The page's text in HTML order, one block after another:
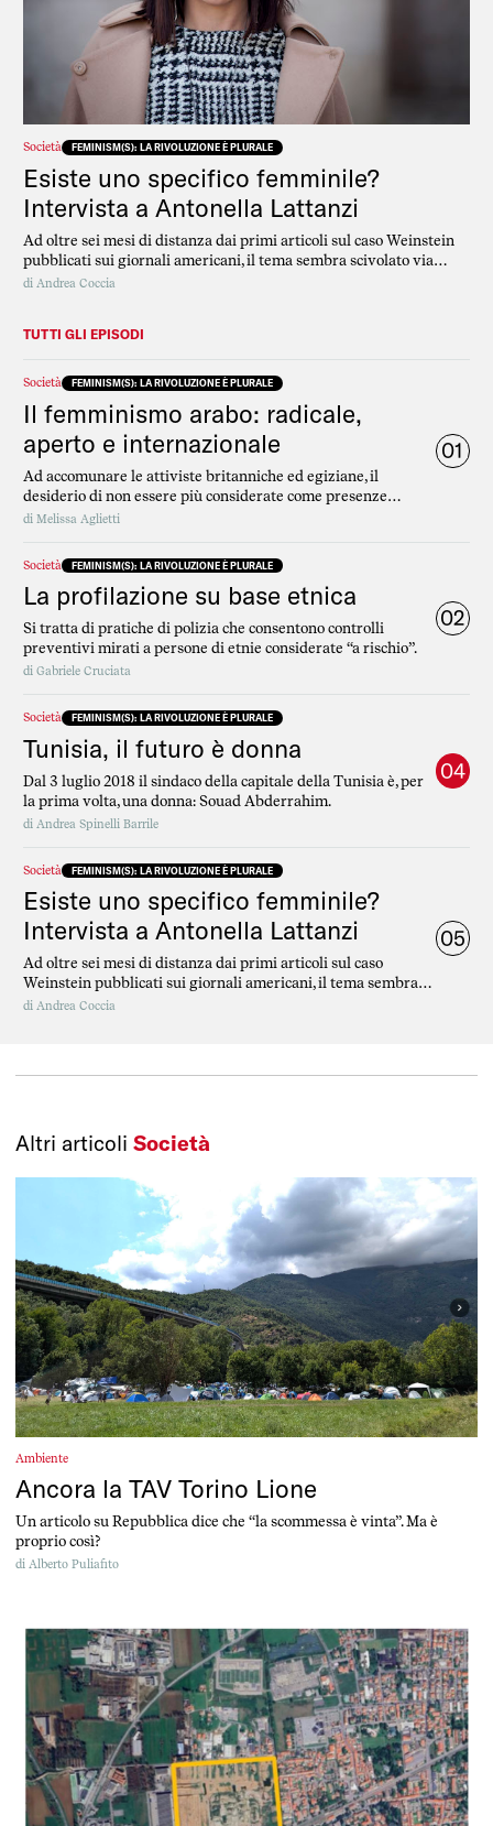
Società FEMINISM(S): LA RIVOLUZIONE È PLURALE
Esiste uno specifico femminile?
Intervista a Antonella Lattanzi
Ad oltre sei mesi di distanza dai primi articoli sul caso Weinstein
pubblicati sui giornali americani, il tema sembra scivolato via
dall’agenda del giornalismo italiano.
di Andrea Coccia
TUTTI GLI EPISODI
Società FEMINISM(S): LA RIVOLUZIONE È PLURALE
Il femminismo arabo: radicale,
aperto e internazionale
Ad accomunare le attiviste britanniche ed egiziane, il
desiderio di non essere più considerate come presenze
invisibili e ingombranti.
di Melissa Aglietti
01
Società FEMINISM(S): LA RIVOLUZIONE È PLURALE
La profilazione su base etnica
Si tratta di pratiche di polizia che consentono controlli
preventivi mirati a persone di etnie considerate “a rischio”.
di Gabriele Cruciata
02
Società FEMINISM(S): LA RIVOLUZIONE È PLURALE
Tunisia, il futuro è donna
Dal 3 luglio 2018 il sindaco della capitale della Tunisia è, per
la prima volta, una donna: Souad Abderrahim.
di Andrea Spinelli Barrile
04
Società FEMINISM(S): LA RIVOLUZIONE È PLURALE
Esiste uno specifico femminile?
Intervista a Antonella Lattanzi
Ad oltre sei mesi di distanza dai primi articoli sul caso
Weinstein pubblicati sui giornali americani, il tema sembra
scivolato via dall’agenda del giornalismo italiano.
di Andrea Coccia
05
Altri articoli Società
Ambiente
Ancora la TAV Torino Lione
Un articolo su Repubblica dice che “la scommessa è vinta”. Ma è
proprio così?
di Alberto Puliafito